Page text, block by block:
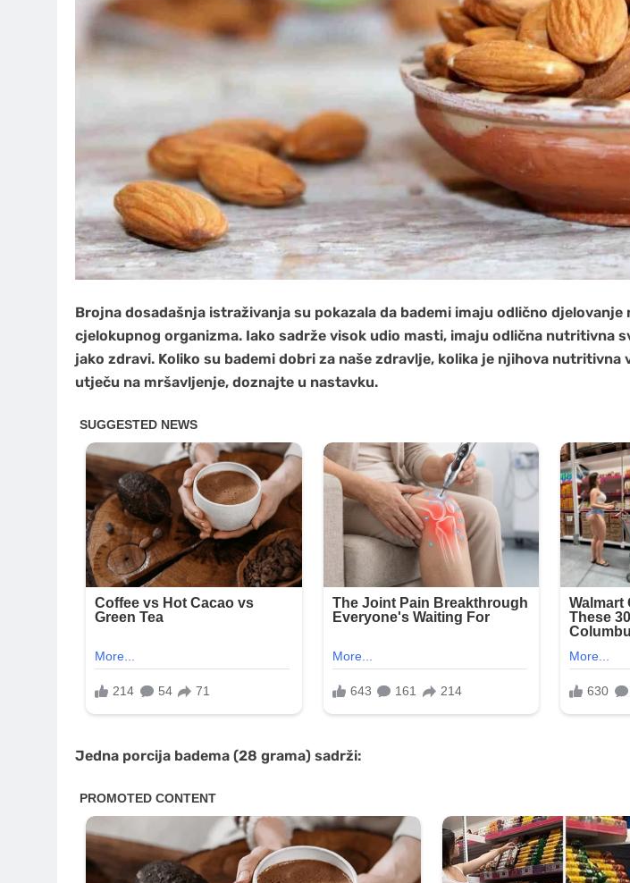
Brojna dosadašnja istraživanja su pokazala da bademi imaju odlično djelovanje
cjelokupnog organizma. Iako sadrže visok udio masti, imaju odlična nutritivna
jako zdravi. Koliko su bademi dobri za naše zdravlje, kolika je njihova nutritivna
utječu na mršavljenje, doznajte u nastavku.
Jedna porcija badema (28 grama) sadrži: